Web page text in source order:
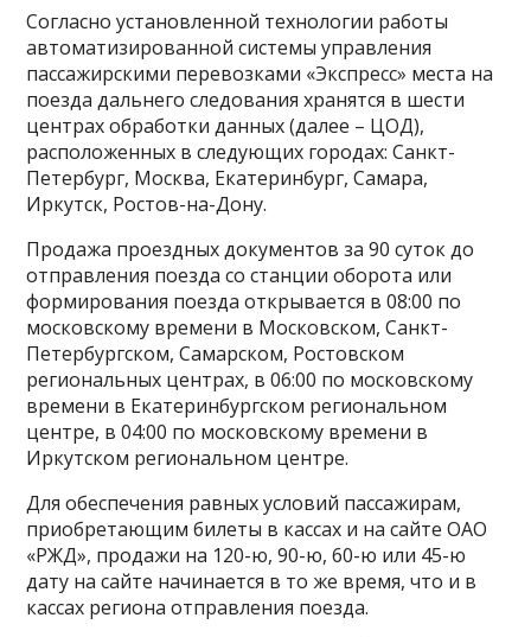
Согласно установленной технологии работы
автоматизированной системы управления
пассажирскими перевозками «Экспресс» места на
поезда дальнего следования хранятся в шести
центрах обработки данных (далее – ЦОД),
расположенных в следующих городах: Санкт-
Петербург, Москва, Екатеринбург, Самара,
Иркутск, Ростов-на-Дону.
Продажа проездных документов за 90 суток до
отправления поезда со станции оборота или
формирования поезда открывается в 08:00 по
московскому времени в Московском, Санкт-
Петербургском, Самарском, Ростовском
региональных центрах, в 06:00 по московскому
времени в Екатеринбургском региональном
центре, в 04:00 по московскому времени в
Иркутском региональном центре.
Для обеспечения равных условий пассажирам,
приобретающим билеты в кассах и на сайте ОАО
«РЖД», продажи на 120-ю, 90-ю, 60-ю или 45-ю
дату на сайте начинается в то же время, что и в
кассах региона отправления поезда.